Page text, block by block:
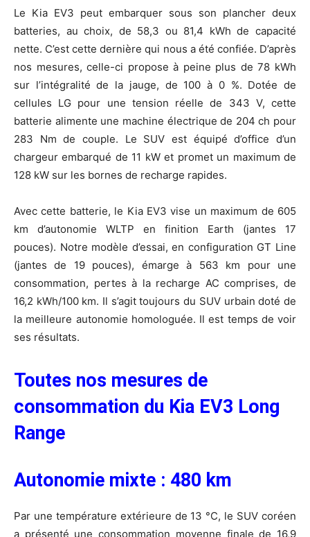
Le Kia EV3 peut embarquer sous son plancher deux
batteries, au choix, de 58,3 ou 81,4 kWh de capacité
nette. C’est cette dernière qui nous a été confiée. D’après
nos mesures, celle-ci propose à peine plus de 78 kWh
sur l’intégralité de la jauge, de 100 à 0 %. Dotée de
cellules LG pour une tension réelle de 343 V, cette
batterie alimente une machine électrique de 204 ch pour
283 Nm de couple. Le SUV est équipé d’office d’un
chargeur embarqué de 11 kW et promet un maximum de
128 kW sur les bornes de recharge rapides.
Avec cette batterie, le Kia EV3 vise un maximum de 605
km d’autonomie WLTP en finition Earth (jantes 17
pouces). Notre modèle d’essai, en configuration GT Line
(jantes de 19 pouces), émarge à 563 km pour une
consommation, pertes à la recharge AC comprises, de
16,2 kWh/100 km. Il s’agit toujours du SUV urbain doté de
la meilleure autonomie homologuée. Il est temps de voir
ses résultats.
Toutes nos mesures de
consommation du Kia EV3 Long
Range
Autonomie mixte : 480 km
Par une température extérieure de 13 °C, le SUV coréen
a présenté une consommation moyenne finale de 16,9